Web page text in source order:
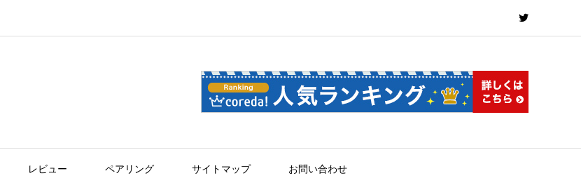
レビュー ペアリング サイトマップ お問い合わせ